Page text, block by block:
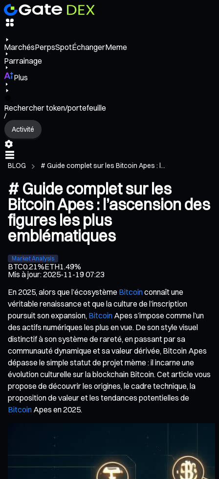
MarchésPerpsSpotÉchangerMeme
Parrainage
Plus
Rechercher token/portefeuille
/
Activité
BLOG # Guide complet sur les Bitcoin Apes : l...
# Guide complet sur les
Bitcoin Apes : l’ascension des
figures les plus
emblématiques
Market Analysis
BTC0.21%ETH1.49%
Mis à jour:2025-11-19 07:23
En 2025, alors que l’écosystème Bitcoinconnaît une
véritable renaissance et que la culture de l’inscription
poursuit son expansion, Bitcoin Apes s’impose comme l’un
des actifs numériques les plus en vue. De son style visuel
distinctif à son système de rareté, en passant par sa
communauté dynamique et sa valeur dérivée, Bitcoin Apes
dépasse le simple statut de projet mème : il incarne une
évolution culturelle sur la blockchain Bitcoin. Cet article vous
propose de découvrir les origines, le cadre technique, la
proposition de valeur et les tendances potentielles de
Bitcoin Apes en 2025.